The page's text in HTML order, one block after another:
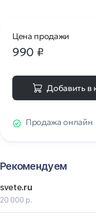
Цена продажи
990 ₽
Добавить в
Продажа онлайн
Рекомендуем
svete.ru
20 000 р.